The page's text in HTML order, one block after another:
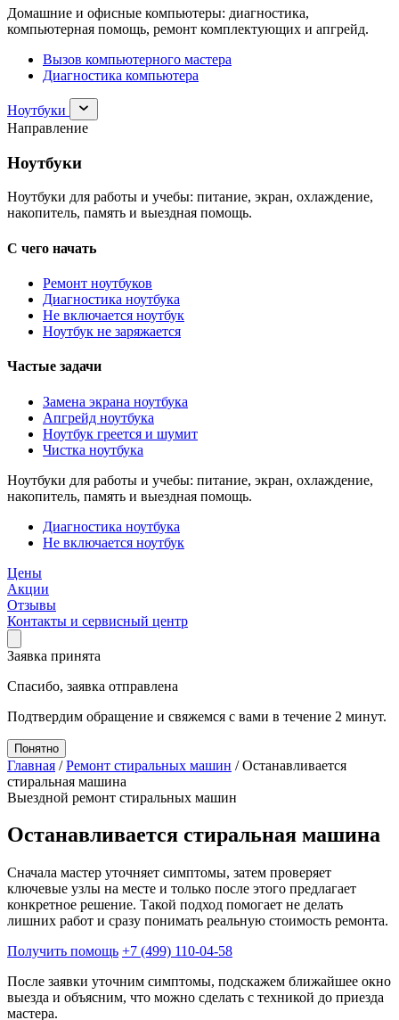
Домашние и офисные компьютеры: диагностика,
компьютерная помощь, ремонт комплектующих и апгрейд.
Вызов компьютерного мастера
Диагностика компьютера
Ноутбуки
Раскрыть
раздел
Ноутбуки
Направление
Ноутбуки
Ноутбуки для работы и учебы: питание, экран, охлаждение,
накопитель, память и выездная помощь.
С чего начать
Ремонт ноутбуков
Диагностика ноутбука
Не включается ноутбук
Ноутбук не заряжается
Частые задачи
Замена экрана ноутбука
Апгрейд ноутбука
Ноутбук греется и шумит
Чистка ноутбука
Ноутбуки для работы и учебы: питание, экран, охлаждение,
накопитель, память и выездная помощь.
Диагностика ноутбука
Не включается ноутбук
Цены
Акции
Отзывы
Контакты и сервисный центр
Заявка принята
Спасибо, заявка отправлена
Подтвердим обращение и свяжемся с вами в течение 2 минут.
Понятно
Главная /Ремонт стиральных машин /Останавливается
стиральная машина
Выездной ремонт стиральных машин
Останавливается стиральная машина
Сначала мастер уточняет симптомы, затем проверяет
ключевые узлы на месте и только после этого предлагает
конкретное решение. Такой подход помогает не делать
лишних работ и сразу понимать реальную стоимость ремонта.
Получить помощь +7 (499) 110-04-58
После заявки уточним симптомы, подскажем ближайшее окно
выезда и объясним, что можно сделать с техникой до приезда
мастера.